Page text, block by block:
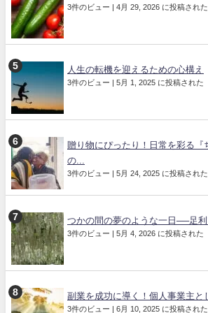
3件のビュー | 4月 29, 2026 に投稿された
人生の転機を迎えるための心構え
3件のビュー | 5月 1, 2025 に投稿された
贈り物にぴったり！日常を彩る『
の...
3件のビュー | 5月 24, 2025 に投稿された
つかの間の夢のような一日──足利
3件のビュー | 5月 4, 2026 に投稿された
副業を成功に導く！個人事業主と
3件のビュー | 6月 10, 2025 に投稿された